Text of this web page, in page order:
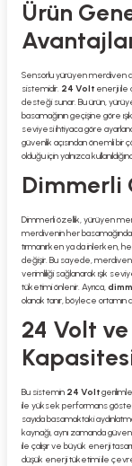
Ürün
Sensorlu yürüyen merdiven
sistemidir. 24 Volt enerji ile
desteği sunar. Bu ürün,
basamağının geçişine göre
seviyesi ihtiyaca göre
güvenlik açısından önemli
olduğu için yalnızca
Dimmerli
Dimmerli özellik, yürüyen
merdivenin her
tırmanırken ya da inlerken,
değişir. Bu sayede,
verimliliği sağlanarak ışık
tüketimi önlenir. Ayrıca,
olanak tanır, böylece
24 Volt
Bu sistemin 24 Volt
ile yüksek performans
sayıda basamaktaki
kaynağı, aynı zamanda
ile çalışır ve büyük enerji
düşük enerji tüketimi ile